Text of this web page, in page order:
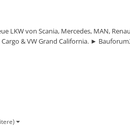
LKW von Scania, Mercedes, MAN,
& VW Grand California. ►